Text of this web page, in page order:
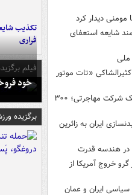
مومنی دیدار کرد
شایعه استعفای
ملی
کثیرالشاکی «تات موتور
کلاهبرداری ۴ همتی یک شرکت مهاجرتی؛ ۳۰۰
ایران به زائرین
در هندسه قدرت
خروج آمریکا از
ایران و عمان
تکذیب
فراری
فیلم
خود
برگزیده